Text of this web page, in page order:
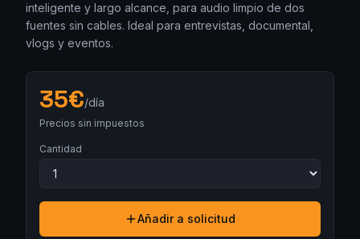
inteligente y largo alcance, para audio limpio de dos
fuentes sin cables. Ideal para entrevistas, documental,
vlogs y eventos.
35€/día
Precios sin impuestos
Cantidad
Añadir a solicitud